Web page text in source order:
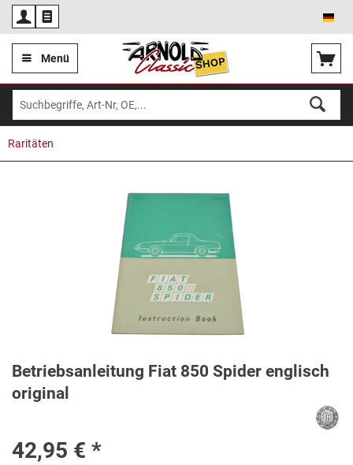
Menü
Raritäten
Betriebsanleitung Fiat 850 Spider englisch
original
42,95 € *